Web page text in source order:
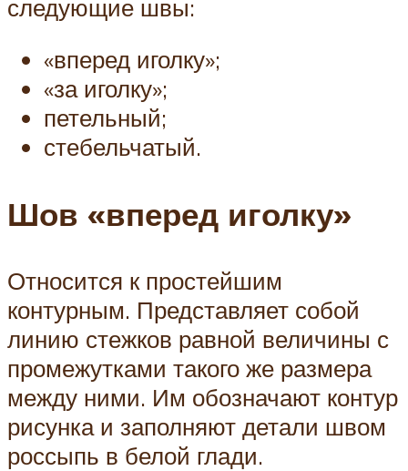
следующие швы:
«вперед иголку»;
«за иголку»;
петельный;
стебельчатый.
Шов «вперед иголку»
Относится к простейшим
контурным. Представляет собой
линию стежков равной величины с
промежутками такого же размера
между ними. Им обозначают контур
рисунка и заполняют детали швом
россыпь в белой глади.